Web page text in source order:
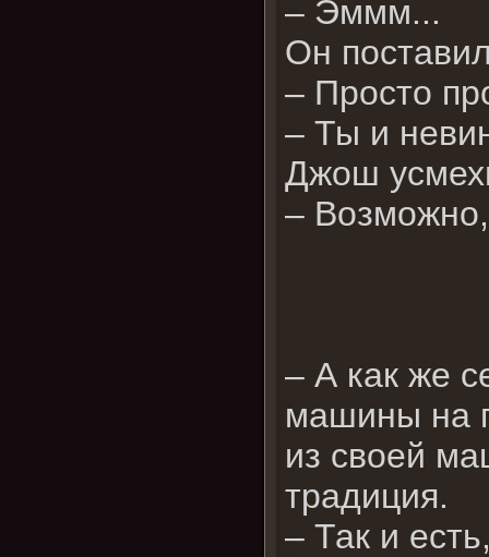
– Эммм...
Он
– Просто
– Ты и
Джош
–
– А как же
машины на
из своей
традиция.
– Так и